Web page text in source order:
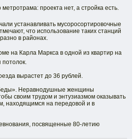
проекта нет, а стройка есть.
устанавливать мусоросортировочные
что использование таких станций
в районах.
на Карла Маркса в одной из квартир на
вырастет до 36 рублей.
Неравнодушные женщины
своим трудом и энтузиазмом оказывать
находящимся на передовой и в
посвященные 80-летию